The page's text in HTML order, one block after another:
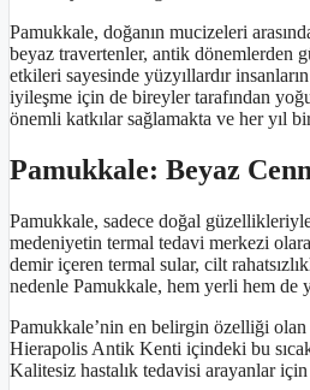
Pamukkale, doğanın mucizeleri
beyaz travertenler, antik dönemlerden
etkileri sayesinde yüzyıllardır
iyileşme için de bireyler tarafından
önemli katkılar sağlamakta ve her yıl
Pamukkale: Beyaz
Pamukkale, sadece doğal
medeniyetin termal tedavi merkezi
demir içeren termal sular, cilt
nedenle Pamukkale, hem yerli hem de
Pamukkale’nin en belirgin özelliği olan
Hierapolis Antik Kenti içindeki bu
Kalitesiz hastalık tedavisi arayanlar